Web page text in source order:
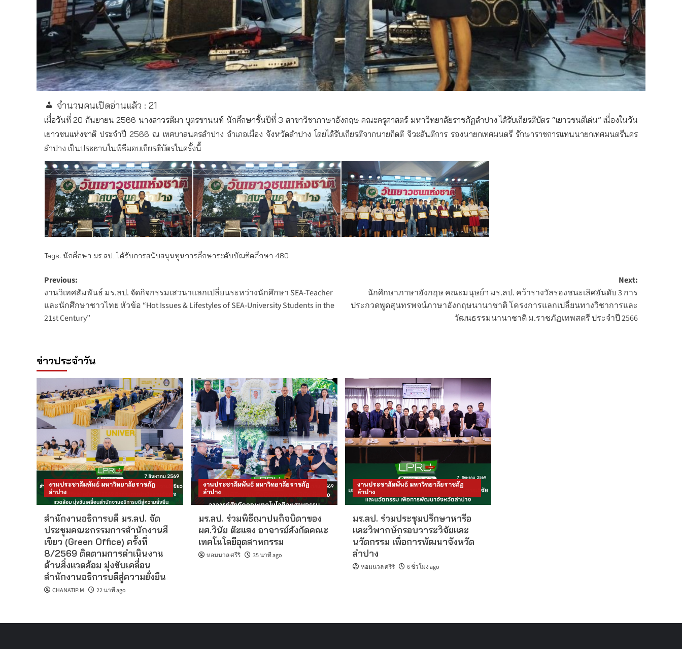
จำนวนคนเปิดอ่านแล้ว : 21
เมื่อวันที่ 20 กันยายน 2566 นางสาวรติมา บุตรชานนท์ นักศึกษาชั้นปีที่ 3 สาขาวิชาภาษาอังกฤษ คณะครุศาสตร์ มหาวิทยาลัยราชภัฏลำปาง ได้รับเกียรติบัตร “เยาวชนดีเด่น” เนื่องในวัน
เยาวชนแห่งชาติ ประจำปี 2566 ณ เทศบาลนครลำปาง อำเภอเมือง จังหวัดลำปาง โดยได้รับเกียรติจากนายกิตติ จิวะสันติการ รองนายกเทศมนตรี รักษาราชการแทนนายกเทศมนตรีนคร
ลำปาง เป็นประธานในพิธีมอบเกียรติบัตรในครั้งนี้
Tags: นักศึกษา มร.ลป. ได้รับการสนับสนุนทุนการศึกษาระดับบัณฑิตศึกษา 480
Post
navigation
Previous:
งานวิเทศสัมพันธ์ มร.ลป. จัดกิจกรรมเสวนาแลกเปลี่ยนระหว่างนักศึกษา SEA-Teacher
และนักศึกษาชาวไทย หัวข้อ “Hot Issues & Lifestyles of SEA-University Students in the
21st Century”
Next:
นักศึกษาภาษาอังกฤษ คณะมนุษย์ฯ มร.ลป. คว้ารางวัลรองชนะเลิศอันดับ 3 การ
ประกวดพูดสุนทรพจน์ภาษาอังกฤษนานาชาติ โครงการแลกเปลี่ยนทางวิชาการและ
วัฒนธรรมนานาชาติ ม.ราชภัฏเทพสตรี ประจำปี 2566
ข่าวประจำวัน
งานประชาสัมพันธ์ มหาวิทยาลัยราชภัฏ
ลำปาง
สำนักงานอธิการบดี มร.ลป. จัด
ประชุมคณะกรรมการสำนักงานสี
เขียว (Green Office) ครั้งที่
8/2569 ติดตามการดำเนินงาน
ด้านสิ่งแวดล้อม มุ่งขับเคลื่อน
สำนักงานอธิการบดีสู่ความยั่งยืน
CHANATIP.M 22 นาที ago
งานประชาสัมพันธ์ มหาวิทยาลัยราชภัฏ
ลำปาง
มร.ลป. ร่วมพิธีฌาปนกิจบิดาของ
ผศ.วินัย ต๊ะแสง อาจารย์สังกัดคณะ
เทคโนโลยีอุตสาหกรรม
หอมนวล ศรีริ 35 นาที ago
งานประชาสัมพันธ์ มหาวิทยาลัยราชภัฏ
ลำปาง
มร.ลป. ร่วมประชุมปรึกษาหารือ
และวิพากษ์กรอบวาระวิจัยและ
นวัตกรรม เพื่อการพัฒนาจังหวัด
ลำปาง
หอมนวล ศรีริ 6 ชั่วโมง ago